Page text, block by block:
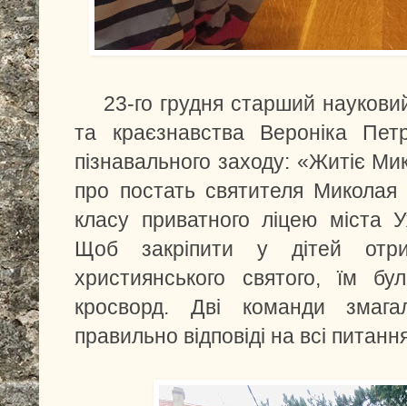
23-го грудня старший науковий
та краєзнавства Вероніка
пізнавального заходу: «Житіє
про постать святителя
класу приватного ліцею міста
Щоб закріпити у дітей
християнського святого, їм
кросворд. Дві команди
правильно відповіді на всі